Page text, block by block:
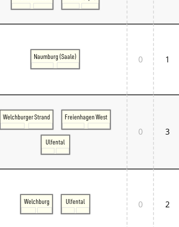
Normandie
Île-de-France
Großbritannien London
Großbritannien South East
Großbritannien South West
Bern - Lötschberg
Ostschweiz
Tessin
Zürich und Umgebung
Skandinavien
Sverige
Tschechien
Tschechien Ost
Naumburg (Saale) 0 1
Welchburger Strand Freienhagen West
Ulfental
0 3
Welchburg Ulfental 0 2